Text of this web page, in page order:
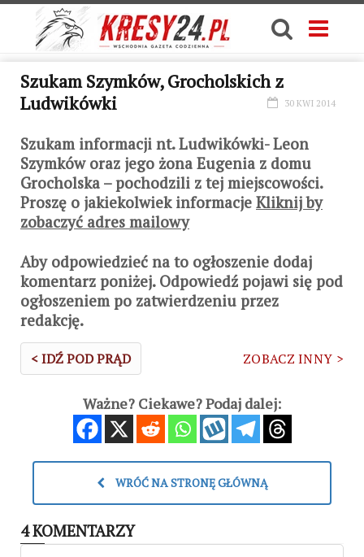
Szukam Szymków, Grocholskich z
Ludwikówki
30 KWI 2014
Szukam informacji nt. Ludwikówki- Leon
Szymków oraz jego żona Eugenia z domu
Grocholska – pochodzili z tej miejscowości.
Proszę o jakiekolwiek informacje Kliknij by
zobaczyć adres mailowy
Aby odpowiedzieć na to ogłoszenie dodaj
komentarz poniżej. Odpowiedź pojawi się pod
ogłoszeniem po zatwierdzeniu przez
redakcję.
< IDŹ POD PRĄD ZOBACZ INNY >
Ważne? Ciekawe? Podaj dalej:
WRÓĆ NA STRONĘ GŁÓWNĄ
4 KOMENTARZY